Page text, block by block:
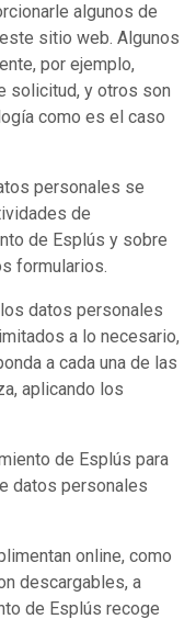
algunos de
sitio web. Algunos
por ejemplo,
solicitud, y otros son
como es el caso
personales se
de
de Esplús y sobre
formularios.
datos personales
a lo necesario,
a cada una de las
aplicando los
de Esplús para
datos personales
online, como
descargables, a
de Esplús recoge